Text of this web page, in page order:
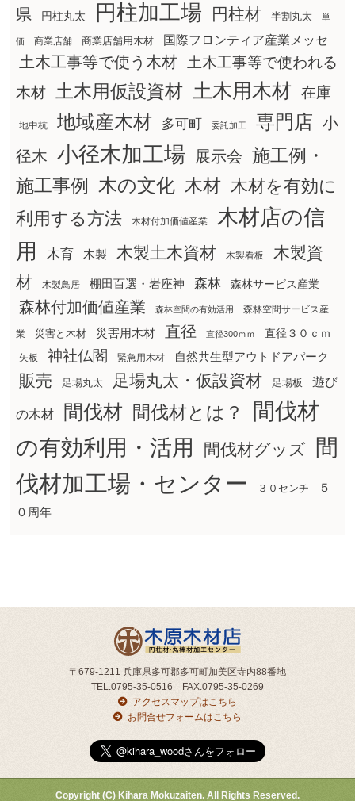
県
円柱丸太 円柱加工場 円柱材 半割丸太 単
価 商業店舗 商業店舗用木材 国際フロンティア産業メッセ
土木工事等で使う木材
土木工事等で使われる
木材
土木用仮設資材 土木用木材 在庫
地中杭 地域産木材 多可町 委託加工 専門店 小
径木 小径木加工場 展示会 施工例・
施工事例
木の文化 木材 木材を有効に
利用する方法
木材付加価値産業
木材店の信
用
木育 木製 木製土木資材 木製看板
木製資
材
木製鳥居 棚田百選・岩座神 森林 森林サービス産業
森林付加価値産業 森林空間の有効活用 森林空間サービス産
業 災害と木材 災害用木材 直径 直径300ｍｍ 直径３０ｃｍ
矢板 神社仏閣 緊急用木材 自然共生型アウトドアパーク
販売 足場丸太 足場丸太・仮設資材 足場板 遊び
の木材 間伐材 間伐材とは？
間伐材
の有効利用・活用
間伐材グッズ
間
伐材加工場・センター
３０センチ
５
０周年
〒679-1211 兵庫県多可郡多可町加美区寺内88番地
TEL.0795-35-0516 FAX.0795-35-0269
アクセスマップはこちら
お問合せフォームはこちら
Copyright (C) Kihara Mokuzaiten. All Rights Reserved.